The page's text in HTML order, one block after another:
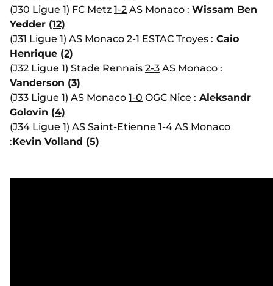
(J30 Ligue 1) FC Metz 1-2 AS Monaco : Wissam Ben
Yedder (12)
(J31 Ligue 1) AS Monaco 2-1 ESTAC Troyes : Caio
Henrique (2)
(J32 Ligue 1) Stade Rennais 2-3 AS Monaco :
Vanderson (3)
(J33 Ligue 1) AS Monaco 1-0 OGC Nice : Aleksandr
Golovin (4)
(J34 Ligue 1) AS Saint-Etienne 1-4 AS Monaco
:Kevin Volland (5)